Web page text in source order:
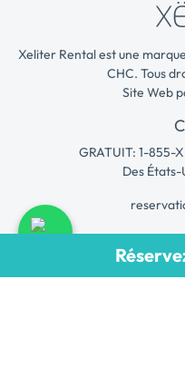
Xeliter Rental est une
CHC. Tous
Site Web
GRATUIT: 1-855-
Des